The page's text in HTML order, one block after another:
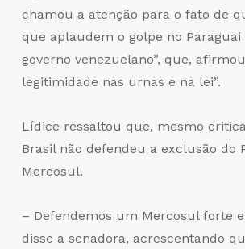
chamou a atenção para o fato de
que aplaudem o golpe no
governo venezuelano”, que,
legitimidade nas urnas e na lei”.
Lídice ressaltou que, mesmo
Brasil não defendeu a exclusão do
Mercosul.
– Defendemos um Mercosul forte
disse a senadora, acrescentando